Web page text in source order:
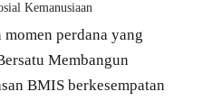
Kemanusiaan
perdana yang
Membangun
BMIS berkesempatan